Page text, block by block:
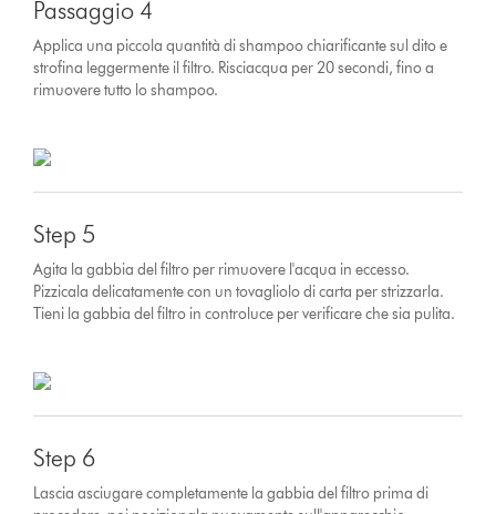
Passaggio 4
Applica una piccola quantità di shampoo chiarificante sul dito e
strofina leggermente il filtro. Risciacqua per 20 secondi, fino a
rimuovere tutto lo shampoo.
Step 5
Agita la gabbia del filtro per rimuovere l'acqua in eccesso.
Pizzicala delicatamente con un tovagliolo di carta per strizzarla.
Tieni la gabbia del filtro in controluce per verificare che sia pulita.
Step 6
Lascia asciugare completamente la gabbia del filtro prima di